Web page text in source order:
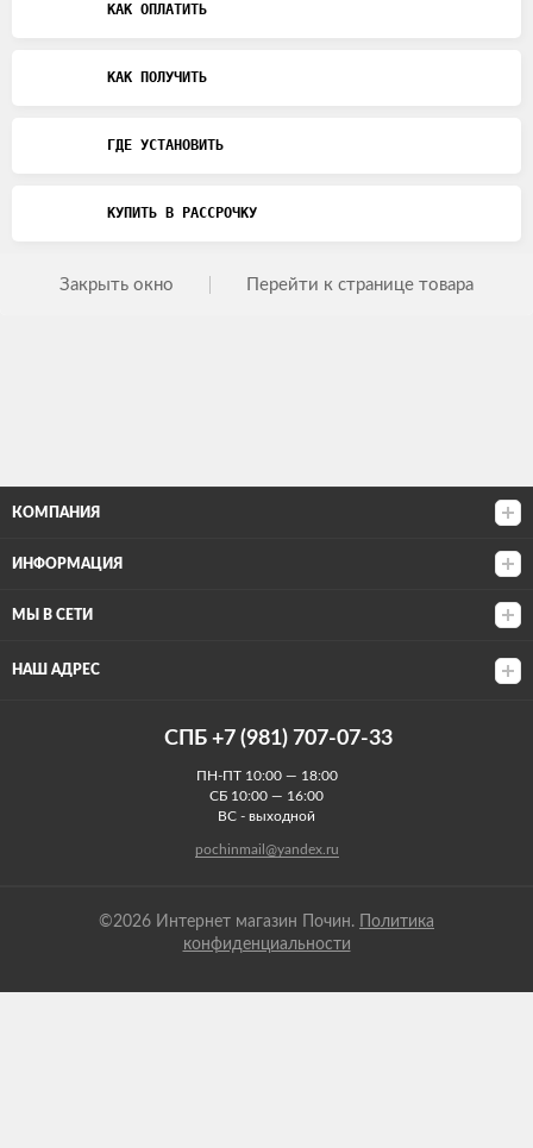
КАК ОПЛАТИТЬ
КАК ПОЛУЧИТЬ
ГДЕ УСТАНОВИТЬ
КУПИТЬ В РАССРОЧКУ
Закрыть окно Перейти к странице товара
КОМПАНИЯ
ИНФОРМАЦИЯ
МЫ В СЕТИ
НАШ АДРЕС
СПБ +7 (981) 707-07-33
ПН-ПТ 10:00 — 18:00
СБ 10:00 — 16:00
ВС - выходной
pochinmail@yandex.ru
©2026 Интернет магазин Почин.
Политика
конфиденциальности